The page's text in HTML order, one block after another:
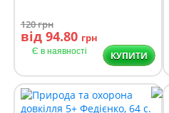
120грн
від 94.80 грн
Є в наявності КУПИТИ